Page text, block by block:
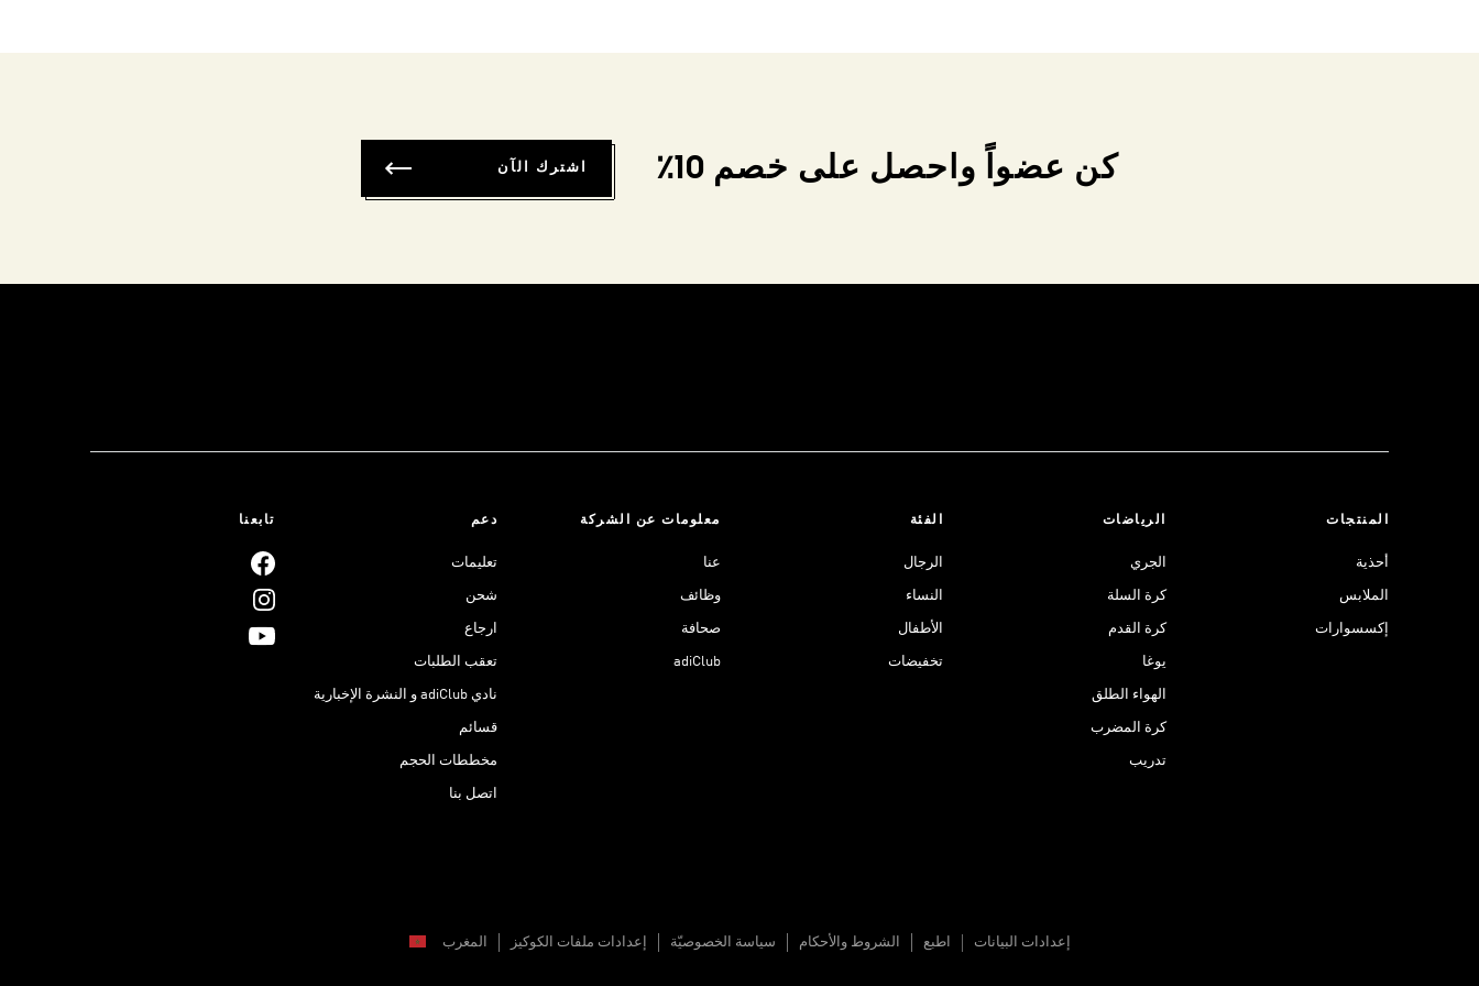
كن عضواً واحصل على خصم 10٪ اشترك الآن
المنتجات
أحذية
الملابس
إكسسوارات
الرياضات
الجري
كرة السلة
كرة القدم
يوغا
الهواء الطلق
كرة المضرب
تدريب
الفئة
الرجال
النساء
الأطفال
تخفيضات
معلومات عن الشركة
عنا
وظائف
صحافة
adiClub
دعم
تعليمات
شحن
ارجاع
تعقب الطلبات
نادي adiClub و النشرة الإخبارية
قسائم
مخططات الحجم
اتصل بنا
تابعنا
إعدادات البيانات المغرب إعدادات ملفات الكوكيز سياسة الخصوصيّة الشروط والأحكام اطبع